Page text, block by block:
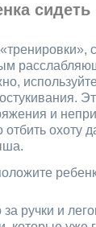
сидеть
и
отбить охоту
ручки и